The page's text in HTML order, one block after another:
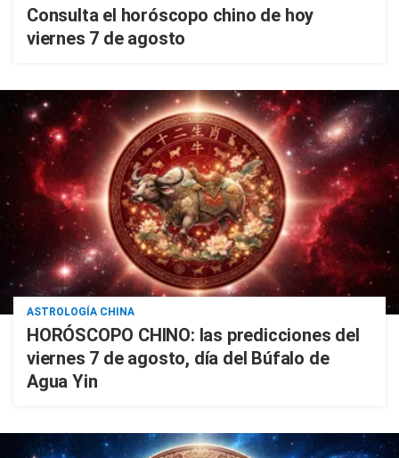
Consulta el horóscopo chino de hoy
viernes 7 de agosto
ASTROLOGÍA CHINA
HORÓSCOPO CHINO: las predicciones del
viernes 7 de agosto, día del Búfalo de
Agua Yin